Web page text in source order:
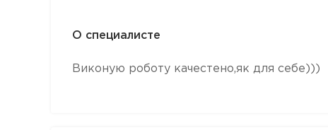
О специалисте
Виконую роботу качестено,як для себе)))